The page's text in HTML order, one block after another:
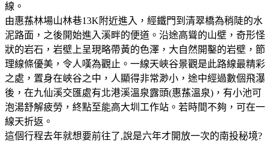
線。
由惠蓀林場山林巷13K附近進入，經鐵門到清翠橋為稍陡的水
泥路面，之後開始進入溪畔的便道。沿途高聳的山壁，奇形怪
狀的岩石，岩壁上呈現略帶黃的色澤，大自然開鑿的岩壁，節
理線條優美，令人嘆為觀止。一線天峽谷景觀是此路線最精彩
之處，置身在峽谷之中，人顯得非常渺小，途中經過數個飛瀑
後，在九仙溪交匯處有北港溪溫泉露頭(惠蓀溫泉)，有小池可
泡湯舒解疲勞，終點至能高大圳工作站。若時間不夠，可在一
線天折返。
這個行程去年就想要前往了,說是六年才開放一次的南投秘境?